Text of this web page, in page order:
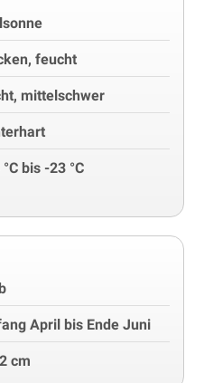
feucht
mittelschwer
bis -23 °C
April bis Ende Juni
cm